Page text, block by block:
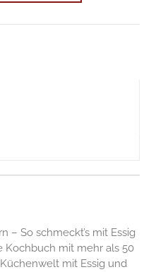
– So schmeckt’s mit Essig
Kochbuch mit mehr als 50
mit Essig und